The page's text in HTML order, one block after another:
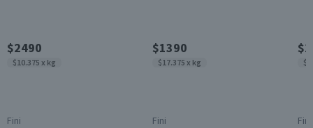
$2490
$10.375 x kg
Fini
$1390
$17.375 x kg
Fini Fini